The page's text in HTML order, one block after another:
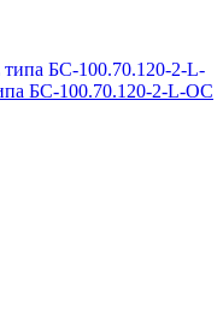
БС-100.70.120-2-L-ОС